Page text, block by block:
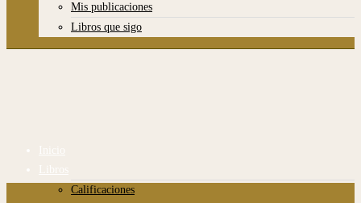
Mis publicaciones
Libros que sigo
Inicio
Libros
Calificaciones